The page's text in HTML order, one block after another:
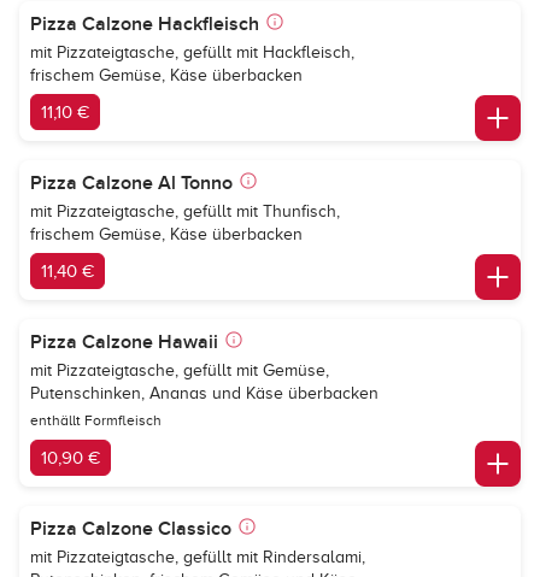
Pizza Calzone Hackfleisch
mit Pizzateigtasche, gefüllt mit Hackfleisch,
frischem Gemüse, Käse überbacken
11,10 €
Pizza Calzone Al Tonno
mit Pizzateigtasche, gefüllt mit Thunfisch,
frischem Gemüse, Käse überbacken
11,40 €
Pizza Calzone Hawaii
mit Pizzateigtasche, gefüllt mit Gemüse,
Putenschinken, Ananas und Käse überbacken
enthällt Formfleisch
10,90 €
Pizza Calzone Classico
mit Pizzateigtasche, gefüllt mit Rindersalami,